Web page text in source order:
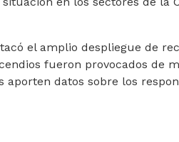
el amplio despliegue de
fueron provocados de
datos sobre los